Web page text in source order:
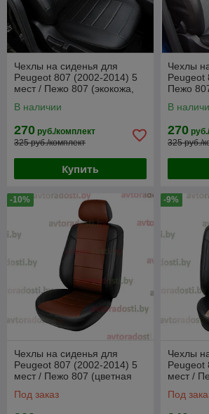
Чехлы на сиденья для
Peugeot 807 (2002-2014) 5
мест / Пежо 807 (экокожа,
В наличии
270 руб./комплект
325 руб./комплект
Купить
Чехлы
Peugeot
Пежо
В
270
325 руб./
-10%
Чехлы на сиденья для
Peugeot 807 (2002-2014) 5
мест / Пежо 807 (цветная
Под заказ
-9%
Чехлы
Peugeot
мест /
Под